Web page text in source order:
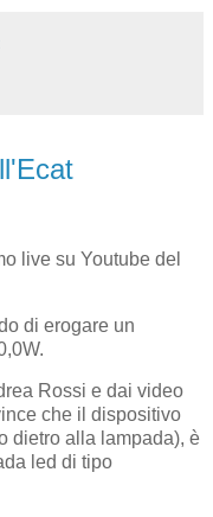
live su Youtube del
di erogare un
Rossi e dai video
che il dispositivo
dietro alla lampada), è
led di tipo